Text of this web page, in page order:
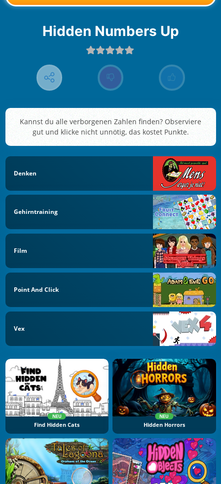
Hidden Numbers Up
Kannst du alle verborgenen Zahlen finden? Observiere
gut und klicke nicht unnötig, das kostet Punkte.
Denken
Gehirntraining
Film
Point And Click
Vex
NEU
Find Hidden Cats
NEU
Hidden Horrors